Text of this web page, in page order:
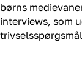
børns
interviews, som